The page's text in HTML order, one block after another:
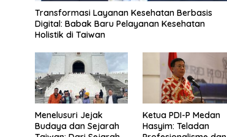
Transformasi Layanan Kesehatan Berbasis
Digital: Babak Baru Pelayanan Kesehatan
Holistik di Taiwan
Menelusuri Jejak
Budaya dan Sejarah
Ketua PDI-P Medan
Hasyim: Teladan